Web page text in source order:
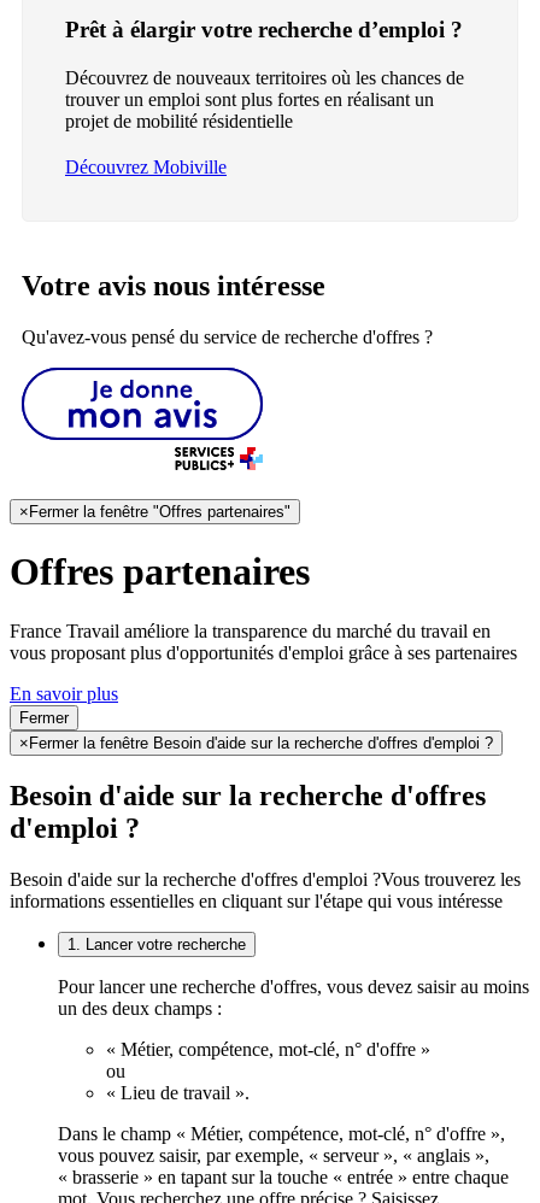
Prêt à élargir votre recherche d’emploi ?
Découvrez de nouveaux territoires où les chances de
trouver un emploi sont plus fortes en réalisant un
projet de mobilité résidentielle
Découvrez Mobiville
Votre avis nous intéresse
Qu'avez-vous pensé du service de recherche d'offres ?
× Fermer la fenêtre "Offres partenaires"
Offres partenaires
France Travail améliore la transparence du marché du travail en
vous proposant plus d'opportunités d'emploi grâce à ses partenaires
En savoir plus
Fermer
×Fermer la fenêtre Besoin d'aide sur la recherche d'offres d'emploi ?
Besoin d'aide sur la recherche d'offres
d'emploi ?
Besoin d'aide sur la recherche d'offres d'emploi ?Vous trouverez les
informations essentielles en cliquant sur l'étape qui vous intéresse
1. Lancer votre recherche
Pour lancer une recherche d'offres, vous devez saisir au moins
un des deux champs :
« Métier, compétence, mot-clé, n° d'offre »
ou
« Lieu de travail ».
Dans le champ « Métier, compétence, mot-clé, n° d'offre »,
vous pouvez saisir, par exemple, « serveur », « anglais »,
« brasserie » en tapant sur la touche « entrée » entre chaque
mot. Vous recherchez une offre précise ? Saisissez